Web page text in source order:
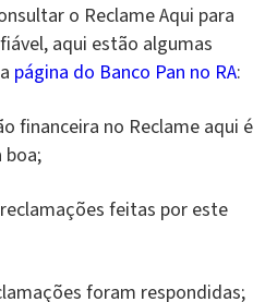
o Reclame Aqui para
aqui estão algumas
página do Banco Pan no RA:
financeira no Reclame aqui é
boa;
feitas por este
foram respondidas;